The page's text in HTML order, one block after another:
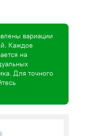
вариации
Каждое
на
Для точного